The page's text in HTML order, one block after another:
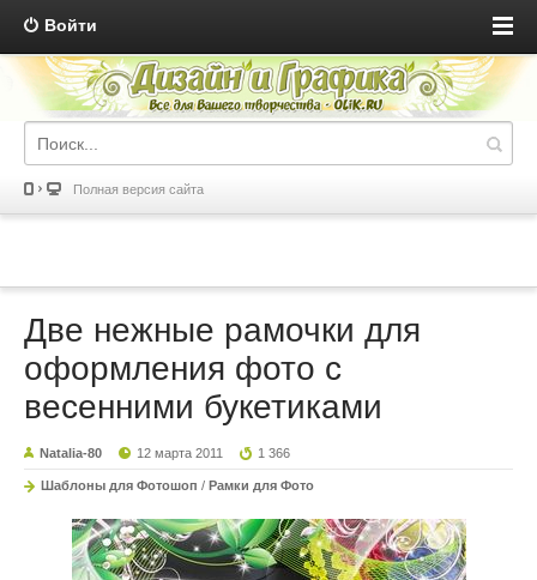
Войти
Полная версия сайта
Две нежные рамочки для
оформления фото с
весенними букетиками
Natalia-80 12 марта 2011 1 366
Шаблоны для Фотошоп / Рамки для Фото